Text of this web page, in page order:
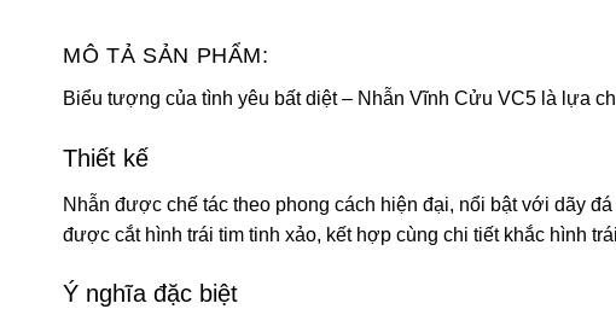
MÔ TẢ SẢN PHẨM:
Biểu tượng của tình yêu bất diệt – Nhẫn Vĩnh Cửu VC5 là lựa
Thiết kế
Nhẫn được chế tác theo phong cách hiện đại, nổi bật với dãy
được cắt hình trái tim tinh xảo, kết hợp cùng chi tiết khắc hình
Ý nghĩa đặc biệt